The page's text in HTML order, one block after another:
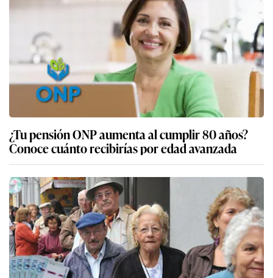
¿Tu pensión ONP aumenta al cumplir 80 años?
Conoce cuánto recibirías por edad avanzada